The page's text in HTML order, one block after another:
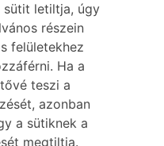
sütit letiltja, úgy
részein
felületekhez
Ha a
teszi a
azonban
a sütiknek a
megtiltja.